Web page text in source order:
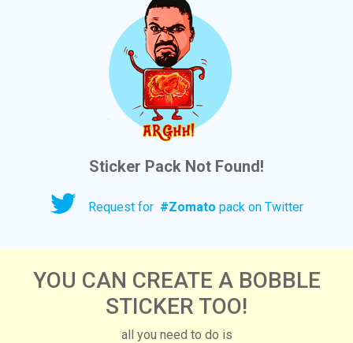
Sticker Pack Not Found!
Request for #Zomato pack on Twitter
YOU CAN CREATE A BOBBLE
STICKER TOO!
all you need to do is